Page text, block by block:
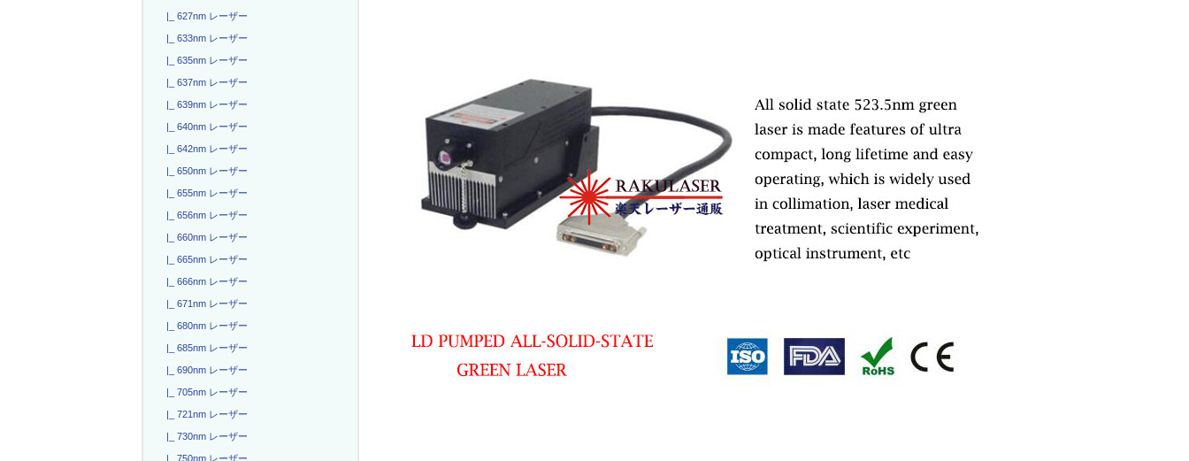
|_ 627nm レーザー
|_ 633nm レーザー
|_ 635nm レーザー
|_ 637nm レーザー
|_ 639nm レーザー
|_ 640nm レーザー
|_ 642nm レーザー
|_ 650nm レーザー
|_ 655nm レーザー
|_ 656nm レーザー
|_ 660nm レーザー
|_ 665nm レーザー
|_ 666nm レーザー
|_ 671nm レーザー
|_ 680nm レーザー
|_ 685nm レーザー
|_ 690nm レーザー
|_ 705nm レーザー
|_ 721nm レーザー
|_ 730nm レーザー
|_ 750nm レーザー